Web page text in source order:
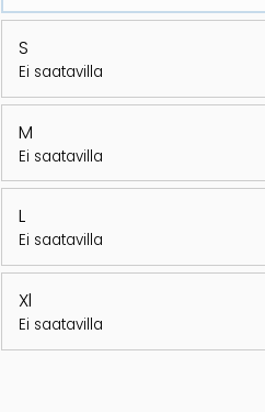
S
Ei saatavilla
M
Ei saatavilla
L
Ei saatavilla
Xl
Ei saatavilla